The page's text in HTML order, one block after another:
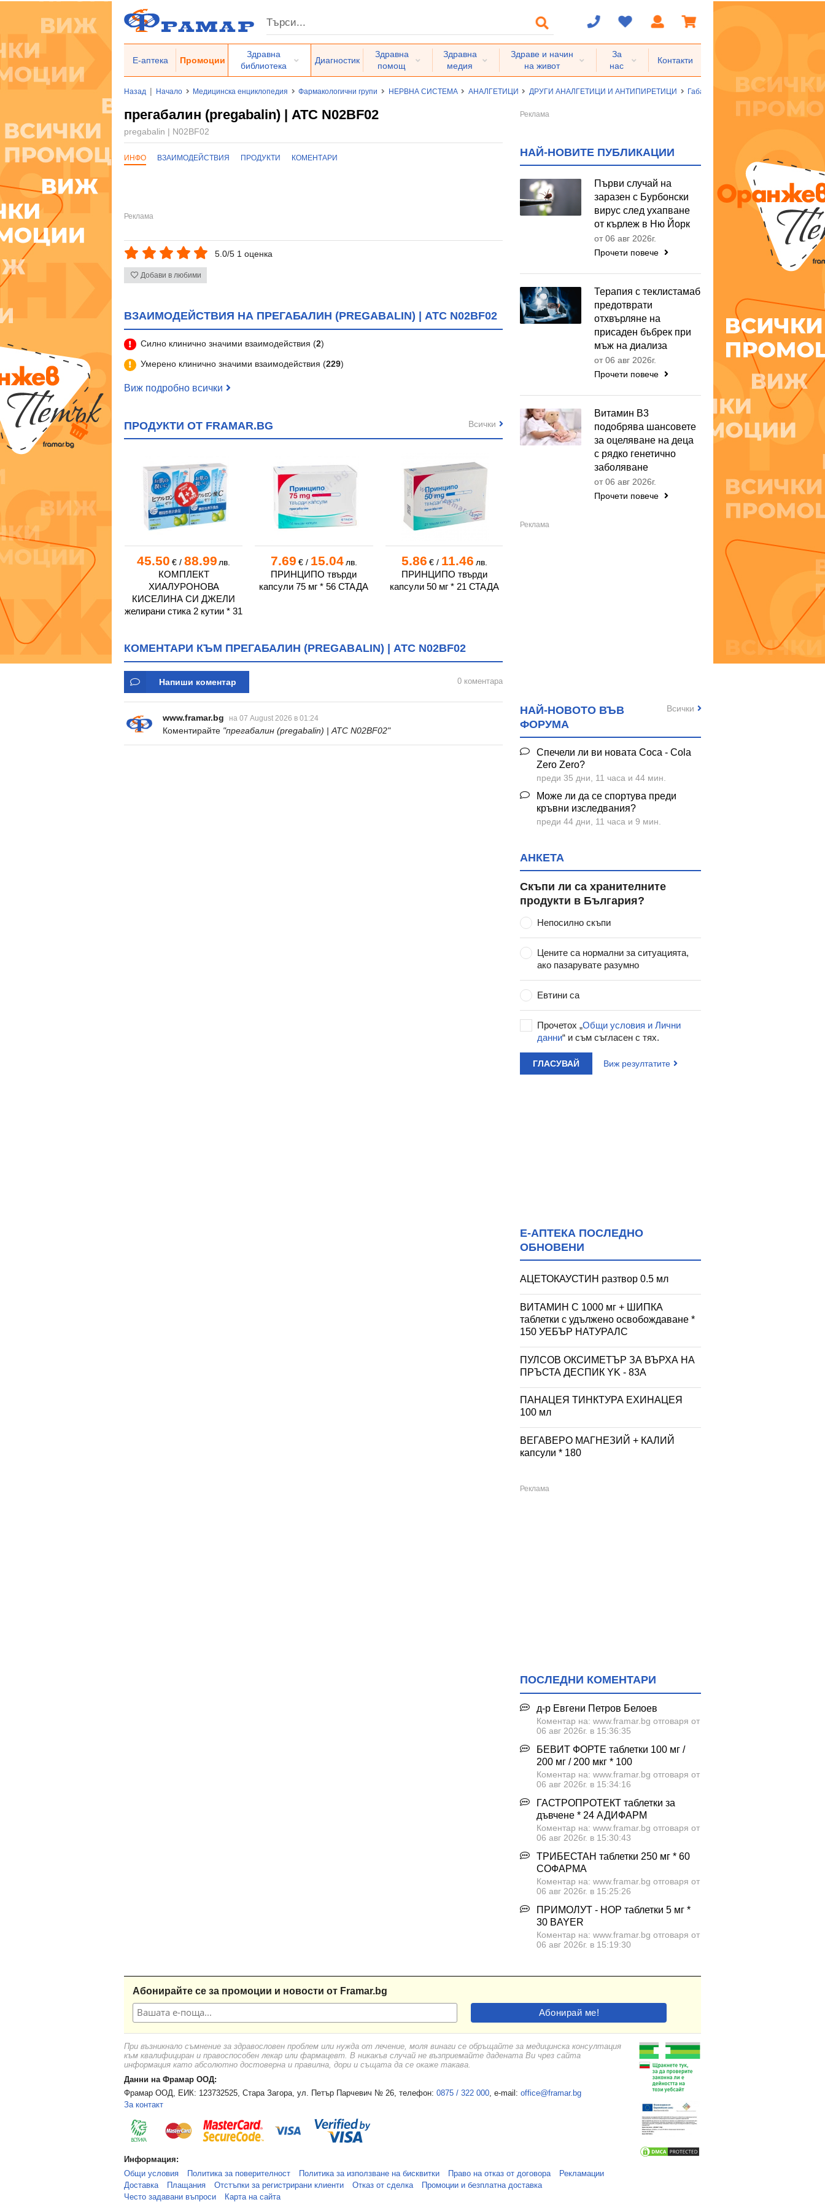
Е-аптека Промоции
Здравна
библиотека
Диагностик
Здравна
помощ
Здравна
медия
Здраве и начин
на живот
За
нас
Контакти
Назад | Начало Медицинска енциклопедия Фармакологични групи НЕРВНА СИСТЕМА АНАЛГЕТИЦИ ДРУГИ АНАЛГЕТИЦИ И АНТИПИРЕТИЦИ Габапентиноиди прегабалин
прегабалин (pregabalin) | ATC N02BF02
pregabalin | N02BF02
ИНФО ВЗАИМОДЕЙСТВИЯ ПРОДУКТИ КОМЕНТАРИ
5.0/5 1 оценка
Добави в любими
ВЗАИМОДЕЙСТВИЯ НА ПРЕГАБАЛИН (PREGABALIN) | ATC N02BF02
Силно клинично значими взаимодействия (2)
Умерено клинично значими взаимодействия (229)
Виж подробно всички
ПРОДУКТИ ОТ FRAMAR.BG
7.75 €/ 15.16 лв.
ПРИНЦИПО твърди
50 мг * 56 СТАДА
45.50 €/ 88.99 лв.
КОМПЛЕКТ
ХИАЛУРОНОВА
КИСЕЛИНА СИ ДЖЕЛИ
желирани стика 2 кутии * 31
7.69 €/ 15.04 лв.
ПРИНЦИПО твърди
капсули 75 мг * 56 СТАДА
5.86 €/ 11.46 лв.
ПРИНЦИПО твърди
капсули 50 мг * 21 СТАДА
88.99
ХИАЛУРОНОВА
КИСЕЛИНА СИ ДЖЕЛИ
желирани стика 2 кутии * 31
7.69€
капсули
Всички
КОМЕНТАРИ КЪМ ПРЕГАБАЛИН (PREGABALIN) | ATC N02BF02
Напиши коментар 0 коментара
www.framar.bg на 07 August 2026 в 01:24
Коментирайте "прегабалин (pregabalin) | ATC N02BF02"
НАЙ-НОВИТЕ ПУБЛИКАЦИИ
Първи случай на
заразен с Бурбонски
вирус след ухапване
от кърлеж в Ню Йорк
от 06 авг 2026г.
Прочети повече
Терапия с теклистамаб
предотврати
отхвърляне на
присаден бъбрек при
мъж на диализа
от 06 авг 2026г.
Прочети повече
Витамин B3
подобрява шансовете
за оцеляване на деца
с рядко генетично
заболяване
от 06 авг 2026г.
Прочети повече
НАЙ-НОВОТО ВЪВ
ФОРУМА
Спечели ли ви новата Coca - Cola
Zero Zero?
преди 35 дни, 11 часа и 44 мин.
Може ли да се спортува преди
кръвни изследвания?
преди 44 дни, 11 часа и 9 мин.
Всички
АНКЕТА
Скъпи ли са хранителните
продукти в България?
Непосилно скъпи
Цените са нормални за ситуацията,
ако пазарувате разумно
Евтини са
Прочетох „Общи условия и Лични
данни“ и съм съгласен с тях.
ГЛАСУВАЙ Виж резултатите
Е-АПТЕКА ПОСЛЕДНО
ОБНОВЕНИ
АЦЕТОКАУСТИН разтвор 0.5 мл
ВИТАМИН С 1000 мг + ШИПКА
таблетки с удължено освобождаване *
150 УЕБЪР НАТУРАЛС
ПУЛСОВ ОКСИМЕТЪР ЗА ВЪРХА НА
ПРЪСТА ДЕСПИК YK - 83A
ПАНАЦЕЯ ТИНКТУРА ЕХИНАЦЕЯ
100 мл
ВЕГАВЕРО МАГНЕЗИЙ + КАЛИЙ
капсули * 180
ПОСЛЕДНИ КОМЕНТАРИ
д-р Евгени Петров Белоев
Коментар на: www.framar.bg отговаря от
06 авг 2026г. в 15:36:35
БЕВИТ ФОРТЕ таблетки 100 мг /
200 мг / 200 мкг * 100
Коментар на: www.framar.bg отговаря от
06 авг 2026г. в 15:34:16
ГАСТРОПРОТЕКТ таблетки за
дъвчене * 24 АДИФАРМ
Коментар на: www.framar.bg отговаря от
06 авг 2026г. в 15:30:43
ТРИБЕСТАН таблетки 250 мг * 60
СОФАРМА
Коментар на: www.framar.bg отговаря от
06 авг 2026г. в 15:25:26
ПРИМОЛУТ - НОР таблетки 5 мг *
30 BAYER
Коментар на: www.framar.bg отговаря от
06 авг 2026г. в 15:19:30
Абонирайте се за промоции и новости от Framar.bg
При възникнало съмнение за здравословен проблем или нужда от лечение, моля винаги се обръщайте за медицинска консултация
към квалифициран и правоспособен лекар или фармацевт. В никакъв случай не възприемайте дадената Ви чрез сайта
информация като абсолютно достоверна и правилна, дори и същата да се окаже такава.
Данни на Фрамар ООД:
Фрамар ООД, ЕИК: 123732525, Стара Загора, ул. Петър Парчевич № 26, телефон: 0875 / 322 000, e-mail: office@framar.bg
За контакт
Информация:
Общи условия
Политика за поверителност Политика за използване на бисквитки Право на отказ от договора
Рекламации
Доставка
Плащания Отстъпки за регистрирани клиенти Отказ от сделка
Промоции и безплатна доставка
Често задавани въпроси
Карта на сайта